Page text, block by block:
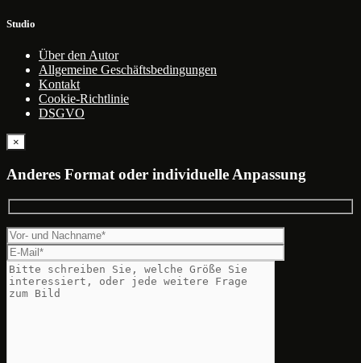
Studio
Über den Autor
Allgemeine Geschäftsbedingungen
Kontakt
Cookie-Richtlinie
DSGVO
×
Anderes Format oder individuelle Anpassung